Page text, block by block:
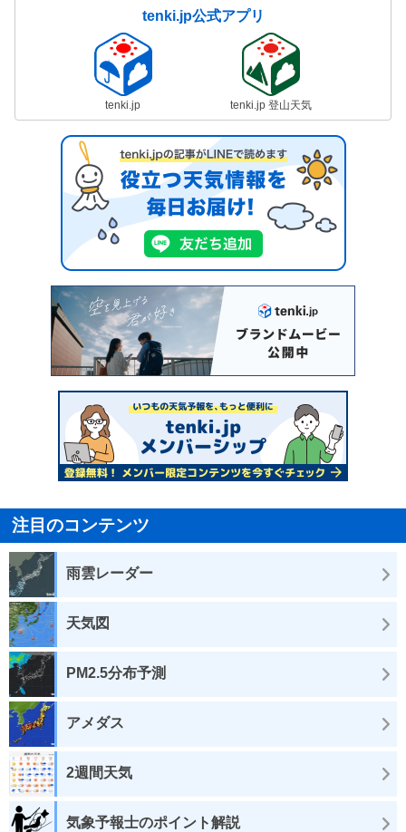
tenki.jp公式アプリ
tenki.jp tenki.jp 登山天気
注目のコンテンツ
雨雲レーダー
天気図
PM2.5分布予測
アメダス
2週間天気
気象予報士のポイント解説